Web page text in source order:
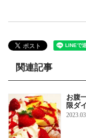
関連記事
お腹
限ダ